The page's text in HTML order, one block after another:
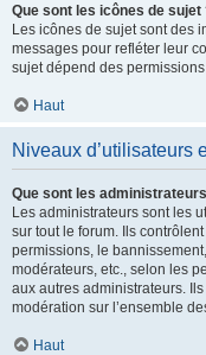
Que sont les icônes de sujet
Les icônes de sujet sont des
messages pour refléter leur
sujet dépend des
Haut
Niveaux d’utilisateurs
Que sont les
Les administrateurs sont les
sur tout le forum. Ils
permissions, le
modérateurs, etc., selon les
aux autres administrateurs.
modération sur l’ensemble
Haut